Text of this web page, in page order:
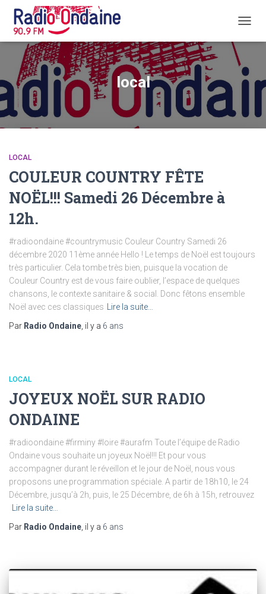
LA
local
LOCAL
COULEUR COUNTRY FÊTE
NOËL!!! Samedi 26 Décembre à
12h.
#radioondaine #countrymusic Couleur Country Samedi 26
décembre 2020 11ème année Hello ! Le temps de Noël est toujours
très particulier. Cela tombe très bien, puisque la vocation de
Couleur Country est de vous faire oublier, l’espace de quelques
chansons, le contexte sanitaire & social. Donc fêtons ensemble
Noël avec ces classiques
Lire la suite…
Par Radio Ondaine , il y a 6 ans
LOCAL
JOYEUX NOËL SUR RADIO
ONDAINE
#radioondaine #firminy #loire #aurafm Toute l’équipe de Radio
Ondaine vous souhaite un joyeux Noël!!! Et pour vous
accompagner durant le réveillon et le jour de Noël, nous vous
proposons une programmation spéciale. A partir de 18h10, le 24
Décembre, jusqu’à 2h, puis, le 25 Décembre, de 6h à 15h, retrouvez
Lire la suite…
Par Radio Ondaine , il y a 6 ans